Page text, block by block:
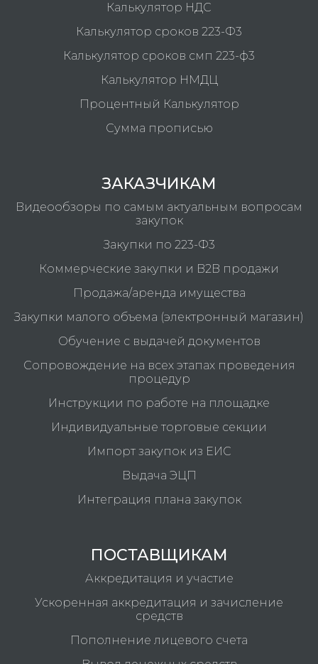
Калькулятор НДС
Калькулятор сроков 223-Ф3
Калькулятор сроков смп 223-ф3
Калькулятор НМДЦ
Процентный Калькулятор
Сумма прописью
ЗАКАЗЧИКАМ
Видеообзоры по самым актуальным вопросам
закупок
Закупки по 223-Ф3
Коммерческие закупки и B2B продажи
Продажа/аренда имущества
Закупки малого объема (электронный магазин)
Обучение с выдачей документов
Сопровождение на всех этапах проведения
процедур
Инструкции по работе на площадке
Индивидуальные торговые секции
Импорт закупок из ЕИС
Выдача ЭЦП
Интеграция плана закупок
ПОСТАВЩИКАМ
Аккредитация и участие
Ускоренная аккредитация и зачисление
средств
Пополнение лицевого счета